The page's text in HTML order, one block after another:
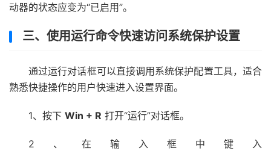
动器的状态应变为“已启用”。
三、使用运行命令快速访问系统保护设置
通过运行对话框可以直接调用系统保护配置工具，适合
熟悉快捷操作的用户快速进入设置界面。
1、按下 Win + R 打开“运行”对话框。
2、在输入框中键入